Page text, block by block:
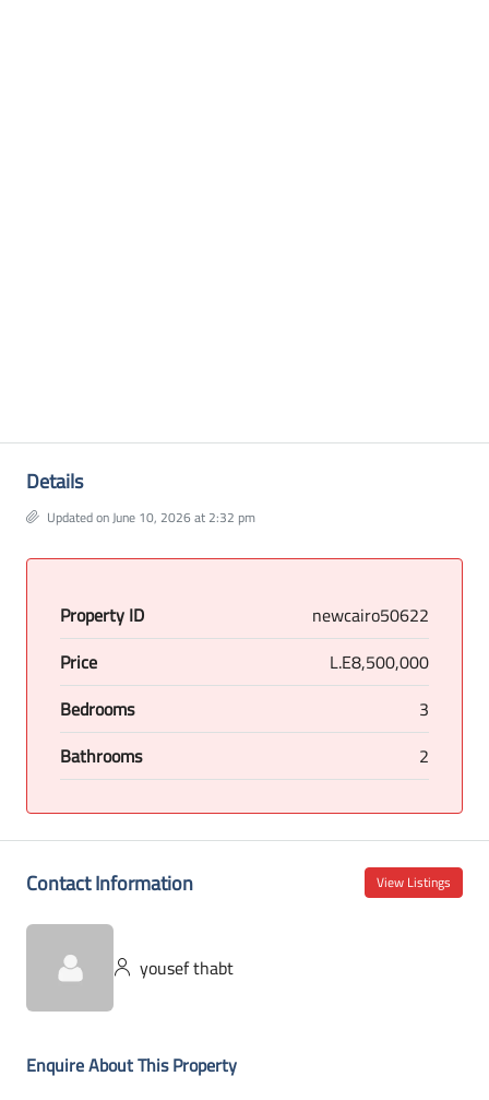
Details
Updated on June 10, 2026 at 2:32 pm
Property ID
newcairo50622
Price
L.E8,500,000
Bedrooms
3
Bathrooms
2
Contact Information View Listings
yousef thabt
Enquire About This Property